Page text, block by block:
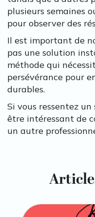
plusieurs semaines
pour observer des
Il est important de
pas une solution
méthode qui
persévérance pour
durables.
Si vous ressentez
être intéressant de
un autre